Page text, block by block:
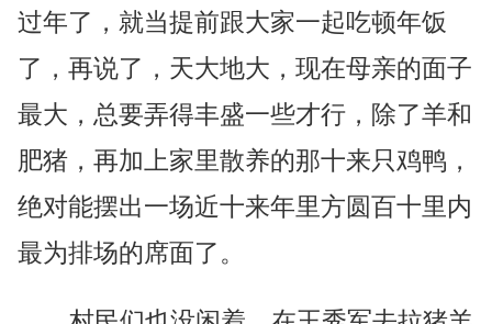
过年了，就当提前跟大家一起吃顿年饭
了，再说了，天大地大，现在母亲的面子
最大，总要弄得丰盛一些才行，除了羊和
肥猪，再加上家里散养的那十来只鸡鸭，
绝对能摆出一场近十来年里方圆百十里内
最为排场的席面了。